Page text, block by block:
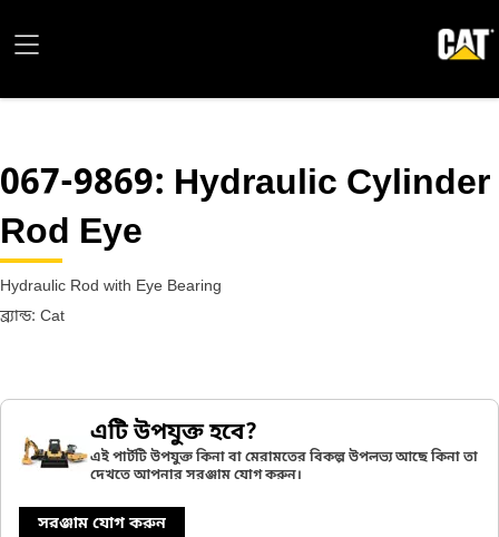
067-9869: Hydraulic Cylinder
Rod Eye
Hydraulic Rod with Eye Bearing
ব্র্যান্ড: Cat
এটি উপযুক্ত হবে?
এই পার্টটি উপযুক্ত কিনা বা মেরামতের বিকল্প উপলভ্য আছে কিনা তা
দেখতে আপনার সরঞ্জাম যোগ করুন।
সরঞ্জাম যোগ করুন